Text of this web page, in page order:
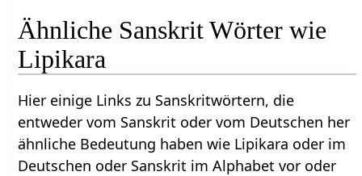
Ähnliche Sanskrit Wörter wie
Lipikara
Hier einige Links zu Sanskritwörtern, die
entweder vom Sanskrit oder vom Deutschen her
ähnliche Bedeutung haben wie Lipikara oder im
Deutschen oder Sanskrit im Alphabet vor oder